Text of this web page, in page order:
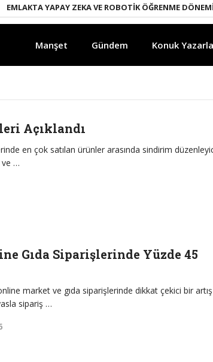
YAPAY ZEKA VE ROBOTIK ÖĞRENME DÖNEMI
Manşet Gündem Konuk
Açıklandı
en çok satılan ürünler arasında sindirim
ve …
Gıda Siparişlerinde Yüzde 45
market ve gıda siparişlerinde dikkat çekici bir artış
sipariş …